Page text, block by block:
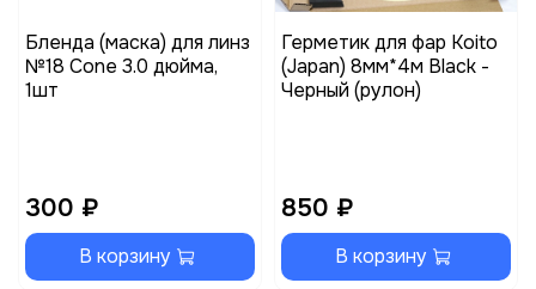
Бленда (маска) для линз
№18 Cone 3.0 дюйма,
1шт
300 ₽
В корзину
Герметик для фар Koito
(Japan) 8мм*4м Black -
Черный (рулон)
850 ₽
В корзину